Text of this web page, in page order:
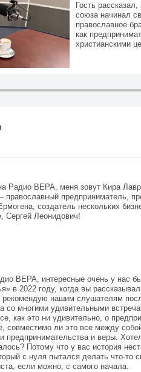
Гость
союза начинал
православное
как
христианскими
Радио ВЕРА, меня зовут Кира
предприниматель,
создатель нескольких
Сергей Леонидович!
ВЕРА, интересные очень у нас
в 2022 году, когда вы
рекомендую нашим слушателям
со многими удивительными
как это ни удивительно, о
совместимо ли это все между
предпринимательства и веры.
Потому что у вас история
с нуля пытался делать что-то
если можно, с самого начала.